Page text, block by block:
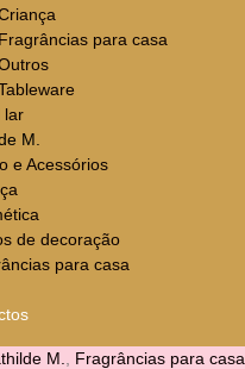
Fragrâncias para casa
lar
M.
e Acessórios
de decoração
para casa
M.
Fragrâncias para casa